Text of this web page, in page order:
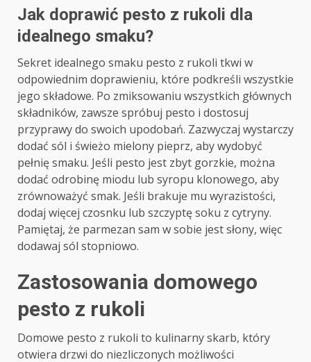
Jak doprawić pesto z rukoli dla
idealnego smaku?
Sekret idealnego smaku pesto z rukoli tkwi w
odpowiednim doprawieniu, które podkreśli wszystkie
jego składowe. Po zmiksowaniu wszystkich głównych
składników, zawsze spróbuj pesto i dostosuj
przyprawy do swoich upodobań. Zazwyczaj wystarczy
dodać sól i świeżo mielony pieprz, aby wydobyć
pełnię smaku. Jeśli pesto jest zbyt gorzkie, można
dodać odrobinę miodu lub syropu klonowego, aby
zrównoważyć smak. Jeśli brakuje mu wyrazistości,
dodaj więcej czosnku lub szczyptę soku z cytryny.
Pamiętaj, że parmezan sam w sobie jest słony, więc
dodawaj sól stopniowo.
Zastosowania domowego
pesto z rukoli
Domowe pesto z rukoli to kulinarny skarb, który
otwiera drzwi do niezliczonych możliwości